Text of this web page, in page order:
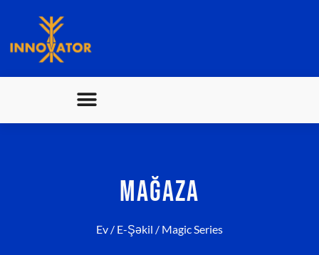
MAĞAZA
Ev / E-Şəkil / Magic Series